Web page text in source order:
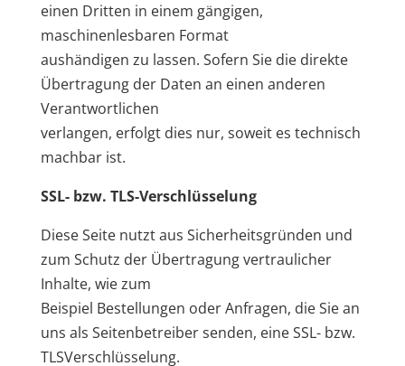
einen Dritten in einem gängigen,
maschinenlesbaren Format
aushändigen zu lassen. Sofern Sie die direkte
Übertragung der Daten an einen anderen
Verantwortlichen
verlangen, erfolgt dies nur, soweit es technisch
machbar ist.
SSL- bzw. TLS-Verschlüsselung
Diese Seite nutzt aus Sicherheitsgründen und
zum Schutz der Übertragung vertraulicher
Inhalte, wie zum
Beispiel Bestellungen oder Anfragen, die Sie an
uns als Seitenbetreiber senden, eine SSL- bzw.
TLSVerschlüsselung.